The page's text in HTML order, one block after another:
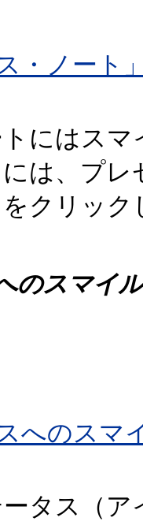
・ノート
にはス
は、プ
クリッ
のスマイ
へのス
タス（